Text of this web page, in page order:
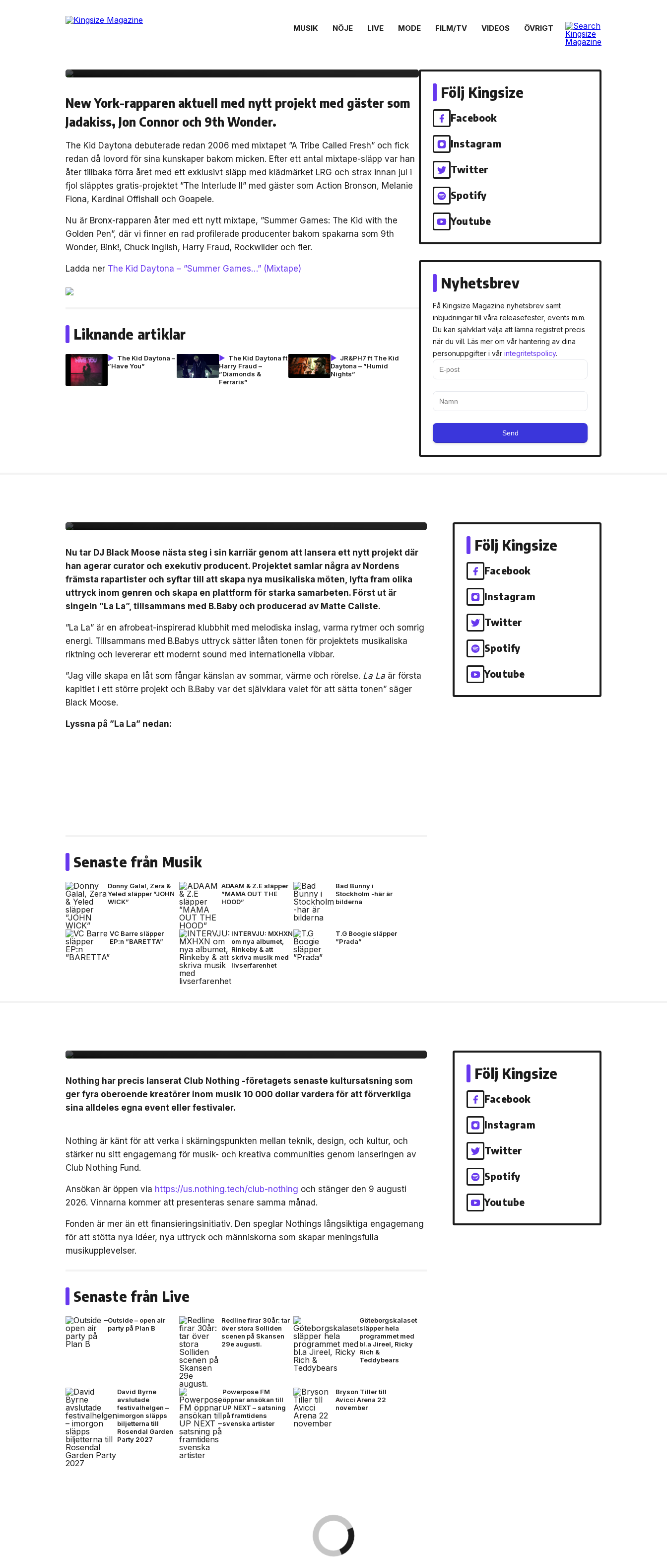
MUSIK NÖJE LIVE MODE FILM/TV VIDEOS ÖVRIGT
MUSIK 21 augusti, 2012
Ladda ner The Kid Daytona – ”Summer
New York-rapparen aktuell med nytt projekt med gäster som
Jadakiss, Jon Connor och 9th Wonder.
The Kid Daytona debuterade redan 2006 med mixtapet ”A Tribe Called Fresh” och fick
redan då lovord för sina kunskaper bakom micken. Efter ett antal mixtape-släpp var han
åter tillbaka förra året med ett exklusivt släpp med klädmärket LRG och strax innan jul i
fjol släpptes gratis-projektet ”The Interlude II” med gäster som Action Bronson, Melanie
Fiona, Kardinal Offishall och Goapele.
Nu är Bronx-rapparen åter med ett nytt mixtape, ”Summer Games: The Kid with the
Golden Pen”, där vi finner en rad profilerade producenter bakom spakarna som 9th
Wonder, Bink!, Chuck Inglish, Harry Fraud, Rockwilder och fler.
Ladda ner The Kid Daytona – ”Summer Games…” (Mixtape)
Liknande artiklar
The Kid Daytona –
”Have You”
The Kid Daytona ft
Harry Fraud –
”Diamonds &
Ferraris”
JR&PH7 ft The Kid
Daytona – ”Humid
Nights”
Följ Kingsize
Facebook
Instagram
Twitter
Spotify
Youtube
Nyhetsbrev
Få Kingsize Magazine nyhetsbrev samt
inbjudningar till våra releasefester, events m.m.
Du kan självklart välja att lämna registret precis
när du vill. Läs mer om vår hantering av dina
personuppgifter i vår integritetspolicy.
Send
Nu tar DJ Black Moose nästa steg i sin karriär genom att lansera ett nytt projekt där
han agerar curator och exekutiv producent. Projektet samlar några av Nordens
främsta rapartister och syftar till att skapa nya musikaliska möten, lyfta fram olika
uttryck inom genren och skapa en plattform för starka samarbeten. Först ut är
singeln ”La La”, tillsammans med B.Baby och producerad av Matte Caliste.
”La La” är en afrobeat-inspirerad klubbhit med melodiska inslag, varma rytmer och somrig
energi. Tillsammans med B.Babys uttryck sätter låten tonen för projektets musikaliska
riktning och levererar ett modernt sound med internationella vibbar.
”Jag ville skapa en låt som fångar känslan av sommar, värme och rörelse. La La är första
kapitlet i ett större projekt och B.Baby var det självklara valet för att sätta tonen” säger
Black Moose.
Lyssna på ”La La” nedan:
Senaste från Musik
Donny Galal, Zera &
Yeled släpper ”JOHN
WICK”
ADAAM & Z.E släpper
”MAMA OUT THE
HOOD”
Bad Bunny i
Stockholm -här är
bilderna
VC Barre släpper
EP:n ”BARETTA”
INTERVJU: MXHXN
om nya albumet,
Rinkeby & att
skriva musik med
livserfarenhet
T.G Boogie släpper
”Prada”
Följ Kingsize
Facebook
Instagram
Twitter
Spotify
Youtube
Nothing har precis lanserat Club Nothing -företagets senaste kultursatsning som
ger fyra oberoende kreatörer inom musik 10 000 dollar vardera för att förverkliga
sina alldeles egna event eller festivaler.
Nothing är känt för att verka i skärningspunkten mellan teknik, design, och kultur, och
stärker nu sitt engagemang för musik- och kreativa communities genom lanseringen av
Club Nothing Fund.
Ansökan är öppen via https://us.nothing.tech/club-nothing och stänger den 9 augusti
2026. Vinnarna kommer att presenteras senare samma månad.
Fonden är mer än ett finansieringsinitiativ. Den speglar Nothings långsiktiga engagemang
för att stötta nya idéer, nya uttryck och människorna som skapar meningsfulla
musikupplevelser.
Senaste från Live
Outside – open air
party på Plan B
Redline firar 30år: tar
över stora Solliden
scenen på Skansen
29e augusti.
Göteborgskalaset
släpper hela
programmet med
bl.a Jireel, Ricky
Rich &
Teddybears
David Byrne
avslutade
festivalhelgen –
imorgon släpps
biljetterna till
Rosendal Garden
Party 2027
Powerpose FM
öppnar ansökan till
UP NEXT – satsning
på framtidens
svenska artister
Bryson Tiller till
Avicci Arena 22
november
Följ Kingsize
Facebook
Instagram
Twitter
Spotify
Youtube